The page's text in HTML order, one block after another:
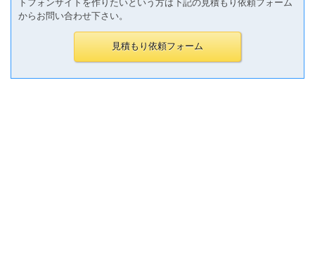
トフォンサイトを作りたいという方は下記の見積もり依頼フォーム
からお問い合わせ下さい。